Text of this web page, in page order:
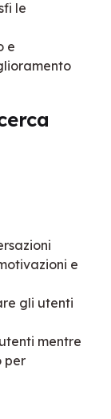
le
e
e
gli utenti
mentre
per